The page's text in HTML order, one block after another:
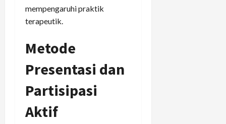
mempengaruhi praktik
terapeutik.
Metode
Presentasi dan
Partisipasi
Aktif